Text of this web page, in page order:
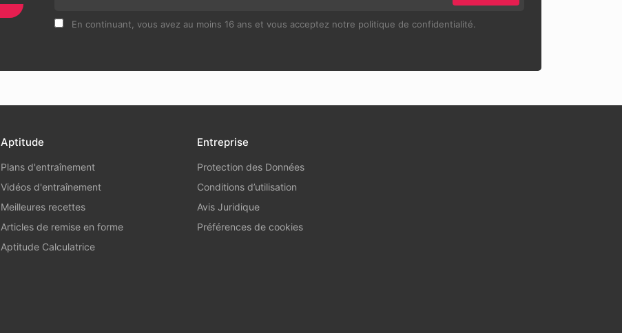
En continuant, vous avez au moins 16 ans et vous acceptez notre politique de confidentialité.
Aptitude
Plans d'entraînement
Vidéos d'entraînement
Meilleures recettes
Articles de remise en forme
Aptitude Calculatrice
Entreprise
Protection des Données
Conditions d’utilisation
Avis Juridique
Préférences de cookies